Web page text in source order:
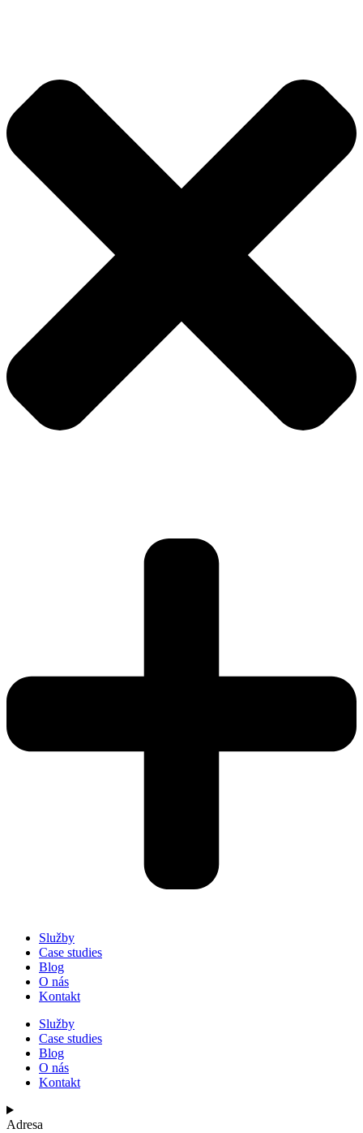
Služby
Case studies
Blog
O nás
Kontakt
Služby
Case studies
Blog
O nás
Kontakt
Adresa